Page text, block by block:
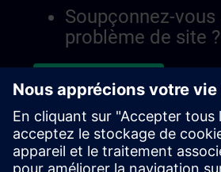
Soupçonnez-vous
problème de site ?